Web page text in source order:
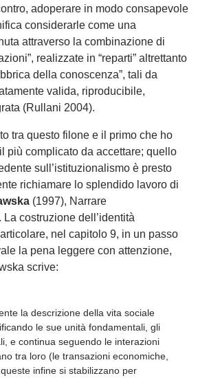
adoperare in modo consapevole
considerarle come una
attraverso la combinazione di
realizzate in “reparti” altrettanto
della conoscenza”, tali da
valida, riproducibile,
(Rullani 2004).
tra questo filone e il primo che ho
più complicato da accettare; quello
sull’istituzionalismo è presto
richiamare lo splendido lavoro di
(1997), Narrare
La costruzione dell’identità
nel capitolo 9, in un passo
la pena leggere con attenzione,
scrive:
la descrizione della vita sociale
le sue unità fondamentali, gli
e continua seguendo le interazioni
tra loro (le transazioni economiche,
infine si stabilizzano per